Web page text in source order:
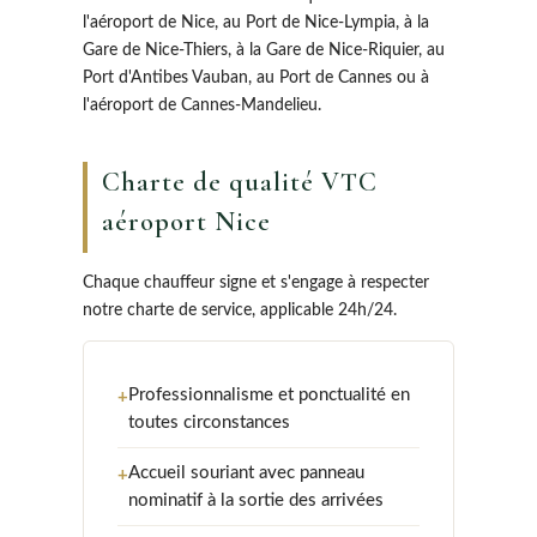
l'aéroport de Nice, au Port de Nice-Lympia, à la
Gare de Nice-Thiers, à la Gare de Nice-Riquier, au
Port d'Antibes Vauban, au Port de Cannes ou à
l'aéroport de Cannes-Mandelieu.
Charte de qualité VTC
aéroport Nice
Chaque chauffeur signe et s'engage à respecter
notre charte de service, applicable 24h/24.
+ Professionnalisme et ponctualité en
toutes circonstances
+Accueil souriant avec panneau
nominatif à la sortie des arrivées